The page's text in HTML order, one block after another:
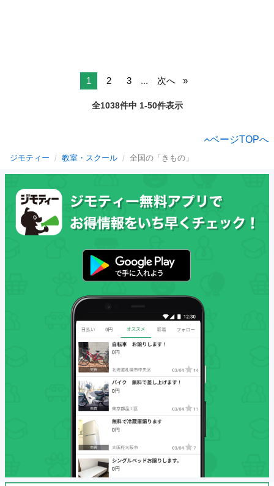
1 2 3 ... 次へ
全1038件中 1-50件表示
ページTOPへ
ジモティー 教室・スクール 全国の「きもの」